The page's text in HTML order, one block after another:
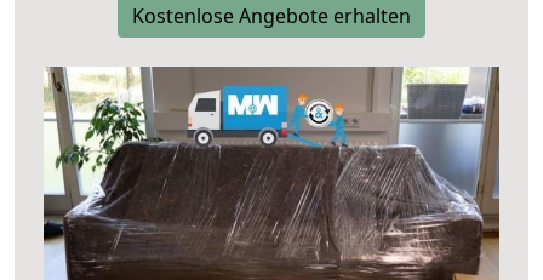
Kostenlose Angebote erhalten